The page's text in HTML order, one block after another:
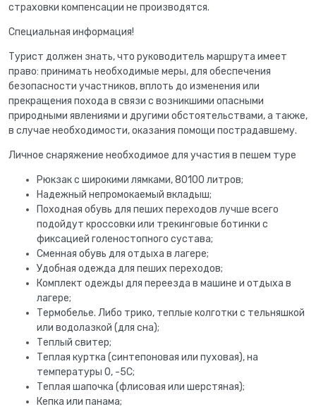
страховки компенсации не производятся.
Специальная информация!
Турист должен знать, что руководитель маршрута имеет
право: принимать необходимые меры, для обеспечения
безопасности участников, вплоть до изменения или
прекращения похода в связи с возникшими опасными
природными явлениями и другими обстоятельствами, а также,
в случае необходимости, оказания помощи пострадавшему.
Личное снаряжение необходимое для участия в пешем туре
Рюкзак с широкими лямками, 80100 литров;
Надежный непромокаемый вкладыш;
Походная обувь для пеших переходов лучше всего
подойдут кроссовки или трекинговые ботинки с
фиксацией голеностопного сустава;
Сменная обувь для отдыха в лагере;
Удобная одежда для пеших переходов;
Комплект одежды для переезда в машине и отдыха в
лагере;
Термобелье. Либо трико, теплые колготки с тельняшкой
или водолазкой (для сна);
Теплый свитер;
Теплая куртка (синтепоновая или пуховая), на
температуры 0, -5С;
Теплая шапочка (флисовая или шерстяная);
Кепка или панама;